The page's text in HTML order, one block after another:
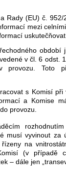
Rady (EU) č.
mezi
v čl. 6 odst.
provozu. Toto
s Komisí
a Komise
provozu.
musí vyvinout
na
(v případě
– dále jen
náhrady
škody